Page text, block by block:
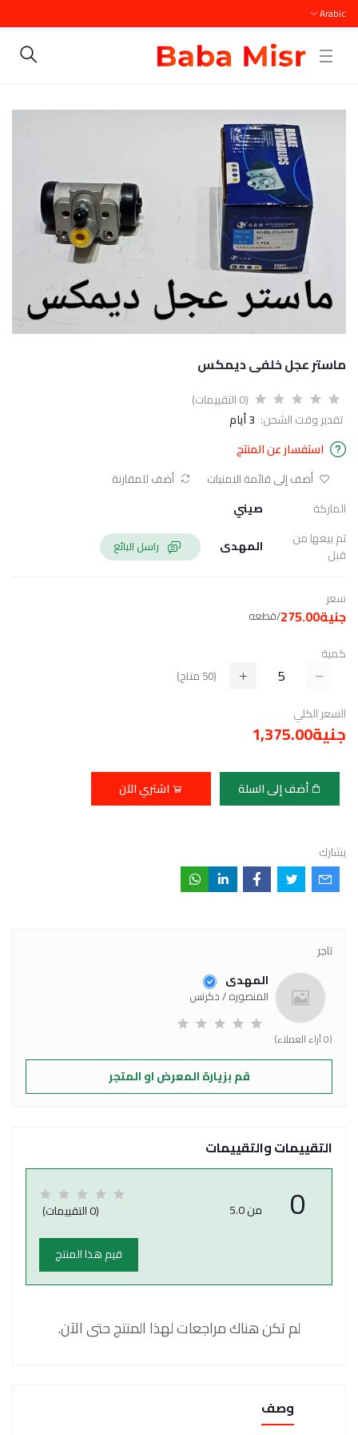
Arabic
ماستر عجل خلفى ديمكس
(0 التقييمات)
تقدير وقت الشحن: 3 أيام
استفسار عن المنتج
أضف إلى قائمة الامنيات
أضف للمقارنة
الماركة
صيني
تم بيعها من
قبل
المهدى
سعر
جنية275.00 /قطعه
كمية
(
50 متاح)
السعر الكلي
جنية1,375.00
أضف إلى السلة اشتري الآن
يشارك
تاجر
المهدى
المنصوره / دكرنس
(0 آراء العملاء)
قم بزيارة المعرض او المتجر
التقييمات والتقييمات
0 من 5.0 (0 التقييمات)
قيم هذا المنتج
لم تكن هناك مراجعات لهذا المنتج حتى الآن.
وصف